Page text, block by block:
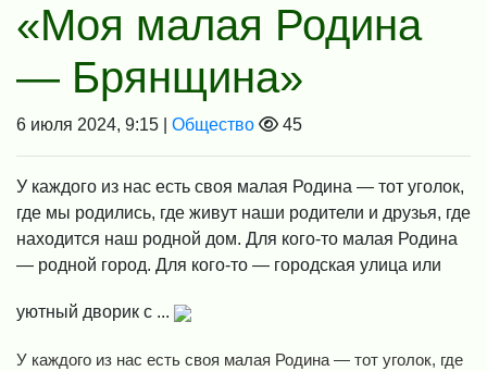
«Моя малая Родина
— Брянщина»
6 июля 2024, 9:15 | Общество 45
У каждого из нас есть своя малая Родина — тот уголок,
где мы родились, где живут наши родители и друзья, где
находится наш родной дом. Для кого-то малая Родина
— родной город. Для кого-то — городская улица или
уютный дворик с ...
У каждого из нас есть своя малая Родина — тот уголок, где